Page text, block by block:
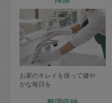
お家のキレイを保って健や
かな毎日を